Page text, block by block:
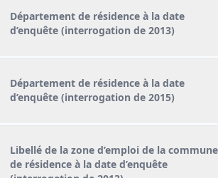
Département de résidence à la date
d’enquête (interrogation de 2013)
Département de résidence à la date
d’enquête (interrogation de 2015)
Libellé de la zone d’emploi de la commune
de résidence à la date d’enquête